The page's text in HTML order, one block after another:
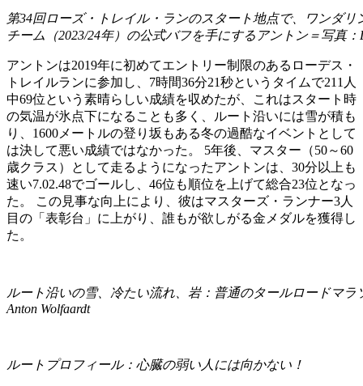
第34回ローズ・トレイル・ランのスタート地点で、ワンダ
チーム（2023/24年）の公式バフを手にするアントン＝写真：
アントンは2019年に初めてエントリー制限のあるローデス・
トレイルランに参加し、7時間36分21秒というタイムで211人
中69位という素晴らしい成績を収めたが、これはスタート時
の気温が氷点下になることも多く、ルート沿いには雪が積も
り、1600メートルの登り坂もある冬の過酷なイベントとして
は決して悪い成績ではなかった。 5年後、マスター（50～60
歳クラス）として走るようになったアントンは、30分以上も
速い7.02.48でゴールし、46位も順位を上げて総合23位となっ
た。 この見事な向上により、彼はマスターズ・ランナー3人
目の「表彰台」に上がり、誰もが欲しがる金メダルを獲得し
た。
ルート沿いの雪、冷たい流れ、岩：普通のタールロードマラ
Anton Wolfaardt
ルートプロフィール：心臓の弱い人には向かない！